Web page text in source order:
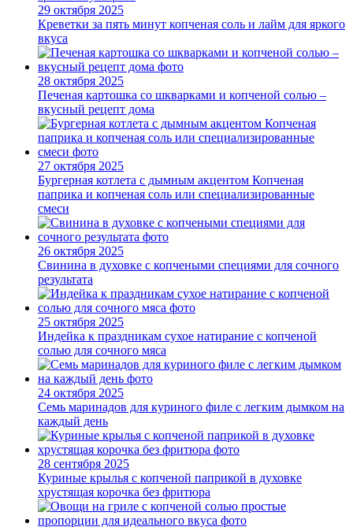
29 октября 2025
Креветки за пять минут копченая соль и лайм для яркого
вкуса
28 октября 2025
Печеная картошка со шкварками и копченой солью –
вкусный рецепт дома
27 октября 2025
Бургерная котлета с дымным акцентом Копченая
паприка и копченая соль или специализированные
смеси
26 октября 2025
Свинина в духовке с копчеными специями для сочного
результата
25 октября 2025
Индейка к праздникам сухое натирание с копченой
солью для сочного мяса
24 октября 2025
Семь маринадов для куриного филе с легким дымком на
каждый день
28 сентября 2025
Куриные крылья с копченой паприкой в духовке
хрустящая корочка без фритюра